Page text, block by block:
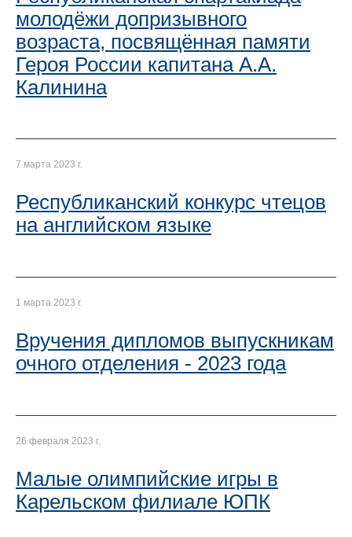
молодёжи допризывного
возраста, посвящённая памяти
Героя России капитана А.А.
Калинина
7 марта 2023 г.
Республиканский конкурс чтецов
на английском языке
1 марта 2023 г.
Вручения дипломов выпускникам
очного отделения - 2023 года
26 февраля 2023 г.
Малые олимпийские игры в
Карельском филиале ЮПК